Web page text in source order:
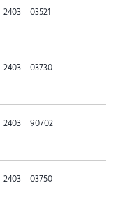
2403 03521
2403 03730
2403 90702
2403 03750